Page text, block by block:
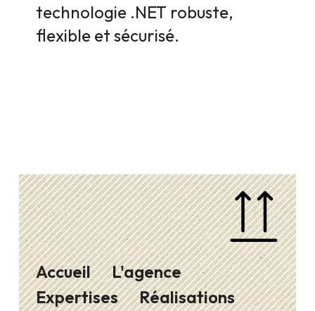
technologie .NET robuste,
flexible et sécurisé.
Accueil
L'agence
Expertises
Réalisations